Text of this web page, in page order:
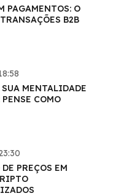
PAGAMENTOS: O
B2B
SUA MENTALIDADE
COMO
PREÇOS EM